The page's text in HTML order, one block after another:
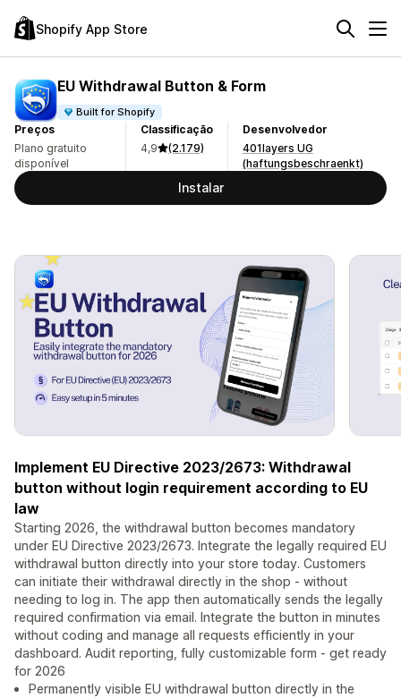
Shopify App Store
EU Withdrawal Button & Form
Built for Shopify
Preços
Plano gratuito
disponível
Classificação
4,9
(2.179)
Desenvolvedor
401layers UG
(haftungsbeschraenkt)
Instalar
Implement EU Directive 2023/2673: Withdrawal
button without login requirement according to EU
law
Starting 2026, the withdrawal button becomes mandatory
under EU Directive 2023/2673. Integrate the legally required EU
withdrawal button directly into your store today. Customers
can initiate their withdrawal directly in the shop - without
needing to log in. The app then automatically sends the legally
required confirmation via email. Integrate the button in minutes
without coding and manage all requests efficiently in your
dashboard. Audit reporting, fully customizable form - get ready
for 2026
Permanently visible EU withdrawal button directly in the